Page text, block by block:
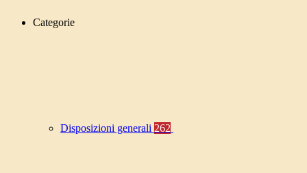
Categorie
Disposizioni generali 262